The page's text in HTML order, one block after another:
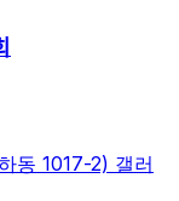
동 1017-2) 갤러